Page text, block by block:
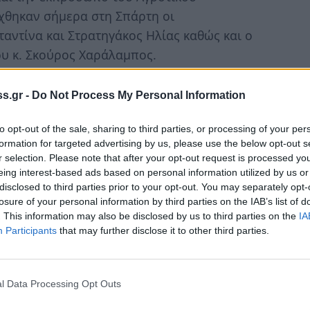
- Do Not Process My Personal Information
opt-out of the sale, sharing to third parties, or processing of your
for targeted advertising by us, please use the below opt-out
selection. Please note that after your opt-out request is processed
interest-based ads based on personal information utilized by us
to third parties prior to your opt-out. You may separately
of your personal information by third parties on the IAB’s list of
This information may also be disclosed by us to third parties on the
Participants that may further disclose it to other third parties.
Data Processing Opt Outs
σήμερα στη Σπάρτη οι
και Στρατηγάκος Ηλίας καθώς και ο
κ. Σκούρος Χαράλαμπος.
των δυο Περιφερειών, σε συνέχεια
και ενόψει της τριήμερης
της Βάδης-Βυρτεμβέργης στην Περιφέρεια
Δήμαρχοι και οι συνεργάτες τους
Μυστρά και της Αρχαίας Σπάρτης όπου και
πλούτο της Π.Ε Λακωνίας.
παρακολούθησαν και τον τερματισμό
245 χιλιομέτρων που ξεκίνησε χθες
δηλώνοντας εντυπωσιασμένοι από το
μπροστά στο άγαλμα του Λεωνίδα.